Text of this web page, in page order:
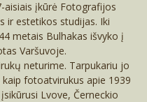
įkūrė Fotografijos
ir estetikos studijas. Iki
metais Bulhakas išvyko į
Varšuvoje.
neturime. Tarpukariu jo
fotoatvirukus apie 1939
Lvove, Černeckio